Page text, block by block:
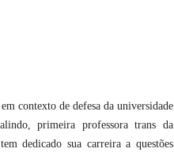
contexto de defesa da universidade
primeira professora trans da
dedicado sua carreira a questões